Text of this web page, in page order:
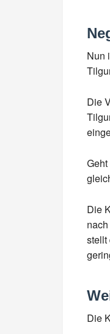
Nun
Die
Die
stellt
Die